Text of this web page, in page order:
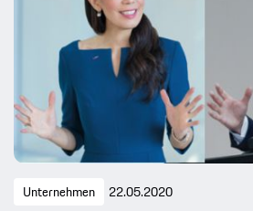
Unternehmen 22.05.2020